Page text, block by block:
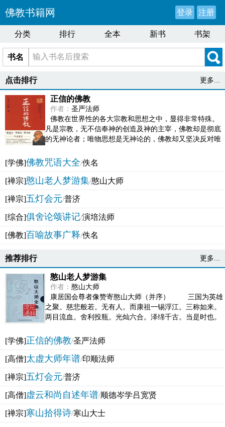
佛教书籍网 登录 注册
分类 排行 全本 新书 书架
书名
点击排行 更多...
正信的佛教
作者： 圣严法师
佛教在世界性的各大宗教和思想之中，显得非常特殊。
凡是宗教，无不信奉神的创造及神的主宰，佛教却是彻底
的无神论者；唯物思想是无神论的，佛教却又坚决反对唯
[学佛]佛教咒语大全/佚名
[禅宗]憨山老人梦游集/憨山大师
[禅宗]五灯会元/普济
[综合]俱舍论颂讲记/演培法师
[佛教]百喻故事广释/佚名
推荐排行 更多...
憨山老人梦游集
作者： 憨山大师
康居国会尊者像赞寄憨山大师（并序） 三国为英雄
之聚。慈悲般若。无有人。而康祖一锡浮江。三称如来。
两目流血。舍利投瓶。光灿六合。泽绵千古。当是时也。
[学佛]正信的佛教/圣严法师
[高僧]太虚大师年谱/印顺法师
[禅宗]五灯会元/普济
[高僧]虚云和尚自述年谱/顺德岑学吕宽贤
[禅宗]寒山拾得诗/寒山大士